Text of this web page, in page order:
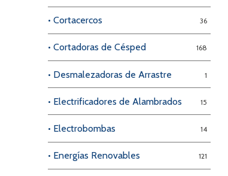
• Cortacercos 36
• Cortadoras de Césped 168
• Desmalezadoras de Arrastre 1
• Electrificadores de Alambrados 15
• Electrobombas 14
• Energías Renovables 121